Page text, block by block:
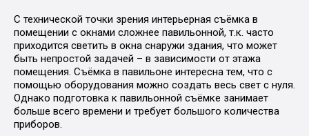
С технической точки зрения интерьерная съёмка в
помещении с окнами сложнее павильонной, т.к. часто
приходится светить в окна снаружи здания, что может
быть непростой задачей – в зависимости от этажа
помещения. Съёмка в павильоне интересна тем, что с
помощью оборудования можно создать весь свет с нуля.
Однако подготовка к павильонной съёмке занимает
больше всего времени и требует большого количества
приборов.